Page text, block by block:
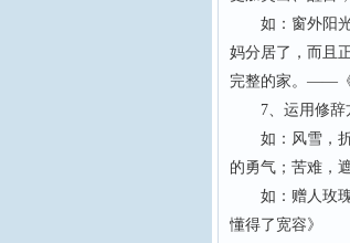
如：窗外阳光
妈分居了，而且
完整的家。——《
7、运用修辞方
如：风雪，折
的勇气；苦难，
如：赠人玫瑰
懂得了宽容》